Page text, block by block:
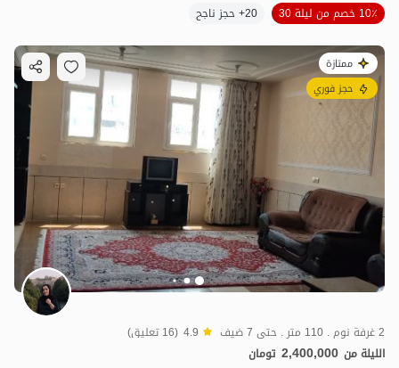
10٪ خصم من ليلة 30
20+ حجز ناجح
ممتازة
حجز فوري
2 غرفة نوم . 110 متر . حتى 7 ضيف 4.9 (16 تعليق)
الليلة من 2,400,000 تومان